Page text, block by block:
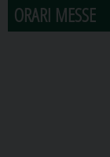
ORARI MESSE